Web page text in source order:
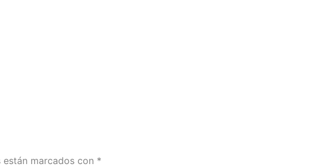
marcados con *